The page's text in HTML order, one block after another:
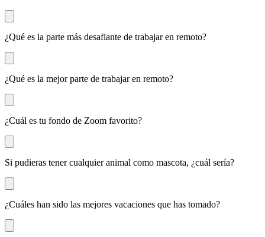
¿Qué es la parte más desafiante de trabajar en remoto?
¿Qué es la mejor parte de trabajar en remoto?
¿Cuál es tu fondo de Zoom favorito?
Si pudieras tener cualquier animal como mascota, ¿cuál sería?
¿Cuáles han sido las mejores vacaciones que has tomado?